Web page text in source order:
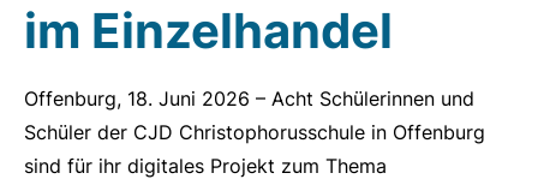
im Einzelhandel
Offenburg, 18. Juni 2026 – Acht Schülerinnen und
Schüler der CJD Christophorusschule in Offenburg
sind für ihr digitales Projekt zum Thema